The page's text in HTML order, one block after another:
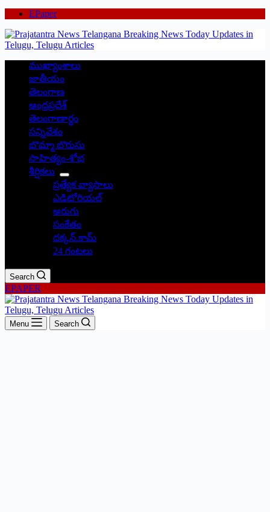
EPaper
ముఖ్యాంశాలు
జాతీయం
తెలంగాణ
ఆంధ్రప్రదేశ్
తెలంగాణార్థం
సన్నివేశం
బొమ్మా బొరుసు
సాహిత్యం-శోభ
శీర్షికలు
ప్రత్యేక వ్యాసాలు
ఎడిటోరియల్
అరుగు
సంకేతం
దక్కన్.కామ్
24 గంటలు
Search
EPAPER
Menu Search